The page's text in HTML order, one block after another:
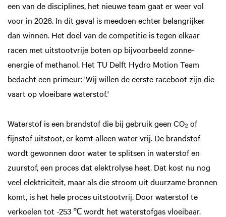
een van de disciplines, het nieuwe team gaat er weer vol
voor in 2026. In dit geval is meedoen echter belangrijker
dan winnen. Het doel van de competitie is tegen elkaar
racen met uitstootvrije boten op bijvoorbeeld zonne-
energie of methanol. Het TU Delft Hydro Motion Team
bedacht een primeur: 'Wij willen de eerste raceboot zijn die
vaart op vloeibare waterstof.'
Waterstof is een brandstof die bij gebruik geen CO₂ of
fijnstof uitstoot, er komt alleen water vrij. De brandstof
wordt gewonnen door water te splitsen in waterstof en
zuurstof, een proces dat elektrolyse heet. Dat kost nu nog
veel elektriciteit, maar als die stroom uit duurzame bronnen
komt, is het hele proces uitstootvrij. Door waterstof te
verkoelen tot -253 ℃ wordt het waterstofgas vloeibaar.